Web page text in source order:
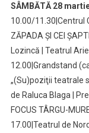
SÂMBĂTĂ 28
10.00/11.30|Centrul
ZĂPADA ȘI CEI
Lozincă | Teatrul
12.00|Grandstand
„(Su)poziţii teatrale
de Raluca Blaga |
FOCUS TÂRGU-
17.00|Teatrul de